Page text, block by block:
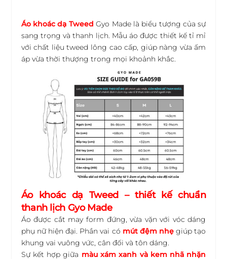
Áo khoác dạ Tweed Gyo Made là biểu tượng của sự
sang trọng và thanh lịch. Mẫu áo được thiết kế tỉ mỉ
với chất liệu tweed lông cao cấp, giúp nàng vừa ấm
áp vừa thời thượng trong mọi khoảnh khắc.
Áo khoác dạ Tweed – thiết kế chuẩn
thanh lịch Gyo Made
Áo được cắt may form đứng, vừa vặn với vóc dáng
phụ nữ hiện đại. Phần vai có mút đệm nhẹ giúp tạo
khung vai vuông vức, cân đối và tôn dáng.
Sự kết hợp giữa màu xám xanh và kem nhã nhặn